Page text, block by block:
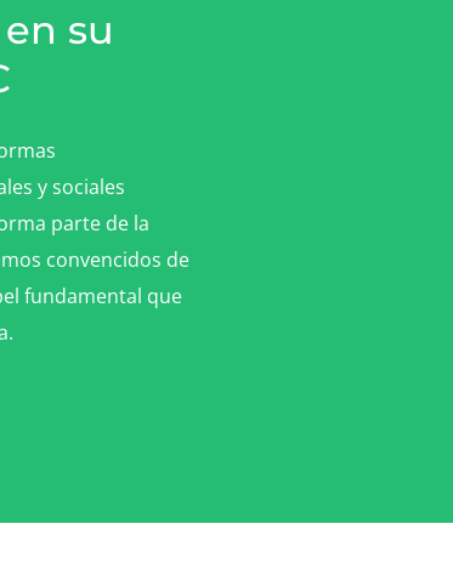
su
y sociales
parte de la
convencidos de
fundamental que